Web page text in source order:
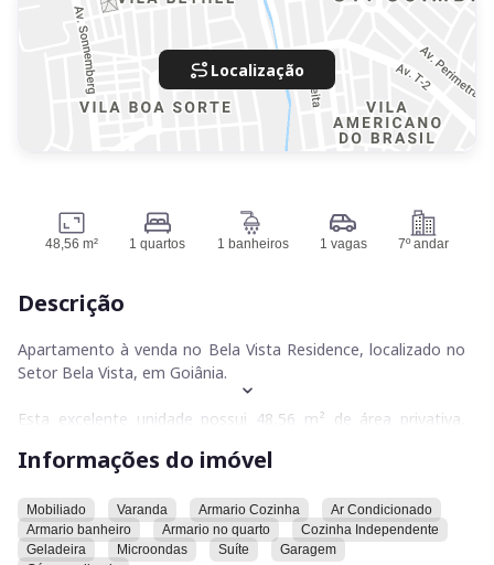
Localização
48,56 m² 1 quartos 1 banheiros 1 vagas 7º andar
Descrição
Apartamento à venda no Bela Vista Residence, localizado no
Setor Bela Vista, em Goiânia.
Esta excelente unidade possui 48,56 m² de área privativa,
encontra-se mobiliado, conta com 1 aparelho de ar-
banheiro, quarto e cozinha.
O apartamento está com pintura nova, é nascente e está
Informações do imóvel
Mobiliado Varanda Armario Cozinha
Ar Condicionado
Armario banheiro
Armario no quarto
Cozinha Independente
Geladeira
Microondas Suíte
Garagem